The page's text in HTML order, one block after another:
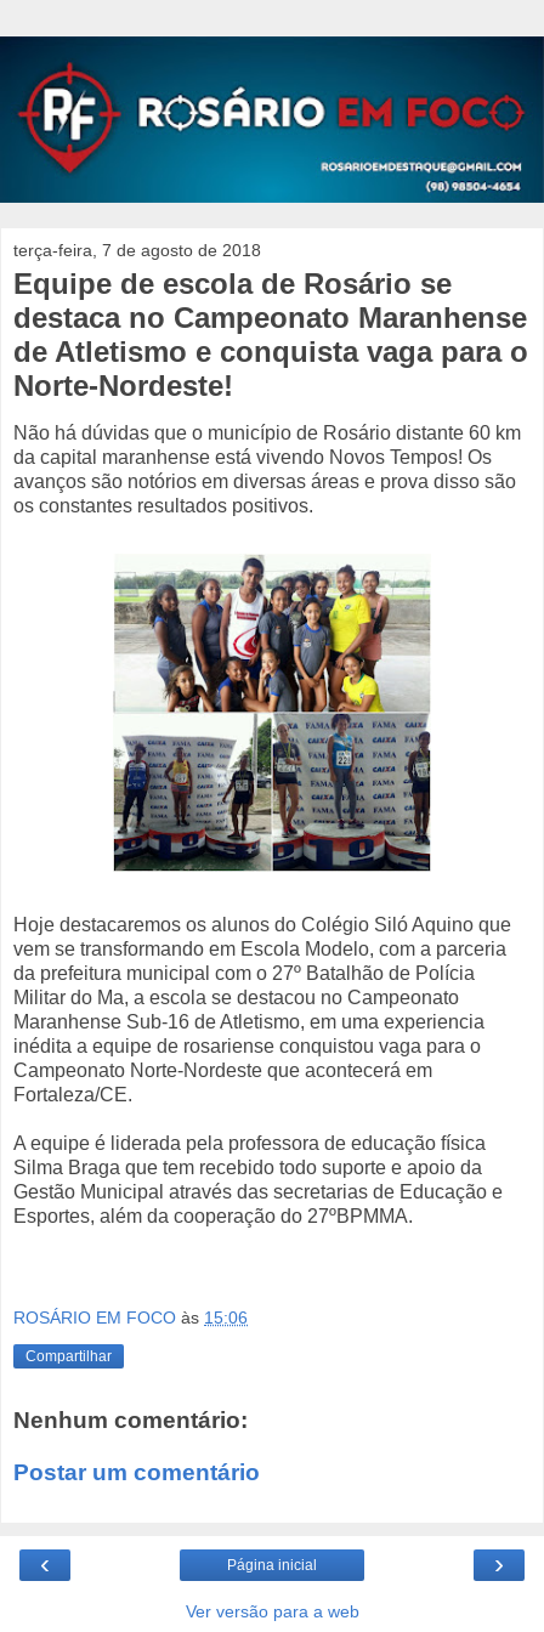
terça-feira, 7 de agosto de 2018
Equipe de escola de Rosário se
destaca no Campeonato Maranhense
de Atletismo e conquista vaga para o
Norte-Nordeste!
Não há dúvidas que o município de Rosário distante 60 km
da capital maranhense está vivendo Novos Tempos! Os
avanços são notórios em diversas áreas e prova disso são
os constantes resultados positivos.
Hoje destacaremos os alunos do Colégio Siló Aquino que
vem se transformando em Escola Modelo, com a parceria
da prefeitura municipal com o 27º Batalhão de Polícia
Militar do Ma, a escola se destacou no Campeonato
Maranhense Sub-16 de Atletismo, em uma experiencia
inédita a equipe de rosariense conquistou vaga para o
Campeonato Norte-Nordeste que acontecerá em
Fortaleza/CE.
A equipe é liderada pela professora de educação física
Silma Braga que tem recebido todo suporte e apoio da
Gestão Municipal através das secretarias de Educação e
Esportes, além da cooperação do 27ºBPMMA.
ROSÁRIO EM FOCO às 15:06
Compartilhar
Nenhum comentário:
Postar um comentário
‹ ›
Página inicial
Ver versão para a web